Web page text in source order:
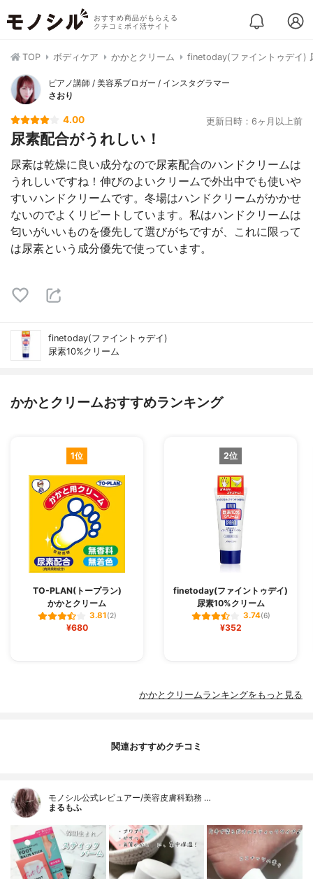
おすすめ商品がもらえる
クチコミポイ活サイト
TOP ボディケア かかとクリーム finetoday(ファイントゥデイ)
ピアノ講師 / 美容系ブロガー / インスタグラマー
さおり
4.00 更新日時：6ヶ月以上前
尿素配合がうれしい！
尿素は乾燥に良い成分なので尿素配合のハンドクリームは
うれしいですね！伸びのよいクリームで外出中でも使いや
すいハンドクリームです。冬場はハンドクリームがかかせ
ないのでよくリピートしています。私はハンドクリームは
匂いがいいものを優先して選びがちですが、これに限って
は尿素という成分優先で使っています。
finetoday(ファイントゥデイ)
尿素10%クリーム
かかとクリームおすすめランキング
1位
TO-PLAN(トープラン)
かかとクリーム
3.81(2)
¥680
2位
finetoday(ファイントゥデイ)
尿素10%クリーム
3.74(6)
¥352
かかとクリームランキングをもっと見る
関連おすすめクチコミ
モノシル公式レビュアー/美容皮膚科勤務 …
まるもふ